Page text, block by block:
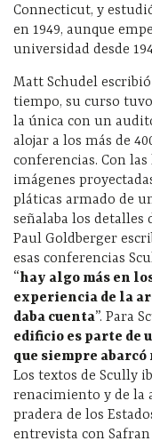
Connecticut, y
en 1949, aunque
universidad desde
Matt Schudel
tiempo, su curso tuvo
la única con un
alojar a los más de
conferencias. Con las
imágenes
pláticas armado de
señalaba los detalles
Paul Goldberger
esas conferencias
“hay algo más en
experiencia de la
daba cuenta”. Para
edificio es parte de
que siempre
Los textos de Scully
renacimiento y de la
pradera de los
entrevista con Safran